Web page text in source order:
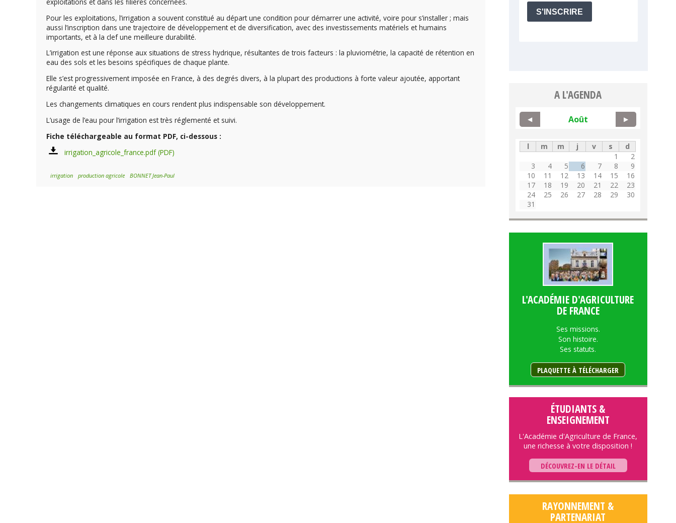
Pour les exploitations, l’irrigation a souvent constitué au départ une condition pour démarrer une activité, voire pour s’installer ; mais
aussi l’inscription dans une trajectoire de développement et de diversification, avec des investissements matériels et humains
importants, et à la clef une meilleure durabilité.
L’irrigation est une réponse aux situations de stress hydrique, résultantes de trois facteurs : la pluviométrie, la capacité de rétention en
eau des sols et les besoins spécifiques de chaque plante.
Elle s’est progressivement imposée en France, à des degrés divers, à la plupart des productions à forte valeur ajoutée, apportant
régularité et qualité.
Les changements climatiques en cours rendent plus indispensable son développement.
L’usage de l’eau pour l’irrigation est très réglementé et suivi.
Fiche téléchargeable au format PDF, ci-dessous :
irrigation_agricole_france.pdf
irrigation production agricole BONNET Jean-Paul
A L'AGENDA
Août
◀ ▶
l m m j v s
d
1
2
3
4 5 6 7 8
9
10
11 12 13 14 15
16
17
18 19 20 21 22
23
24
25 26 27 28 29
30
31
L'ACADÉMIE D'AGRICULTURE
DE FRANCE
Ses missions.
Son histoire.
Ses statuts.
PLAQUETTE À TÉLÉCHARGER
ÉTUDIANTS &
ENSEIGNEMENT
L'Académie d'Agriculture de France,
une richesse à votre disposition !
DÉCOUVREZ-EN LE DÉTAIL
RAYONNEMENT &
PARTENARIAT